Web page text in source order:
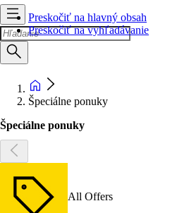
Preskočiť na hlavný obsah
Preskočiť na vyhľadávanie
Špeciálne ponuky
Špeciálne ponuky
All Offers